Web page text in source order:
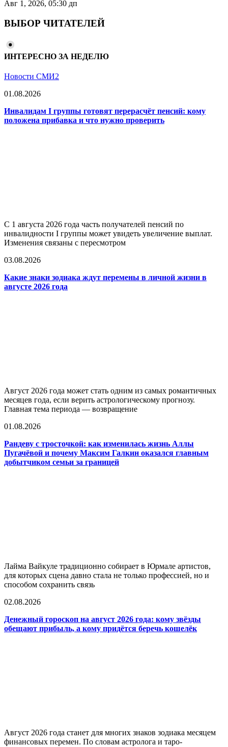
Авг 1, 2026, 05:30 дп
ВЫБОР ЧИТАТЕЛЕЙ
ИНТЕРЕСНО ЗА НЕДЕЛЮ
Новости СМИ2
01.08.2026
Инвалидам I группы готовят перерасчёт пенсий: кому
положена прибавка и что нужно проверить
С 1 августа 2026 года часть получателей пенсий по
инвалидности I группы может увидеть увеличение выплат.
Изменения связаны с пересмотром
03.08.2026
Какие знаки зодиака ждут перемены в личной жизни в
августе 2026 года
Август 2026 года может стать одним из самых романтичных
месяцев года, если верить астрологическому прогнозу.
Главная тема периода — возвращение
01.08.2026
Рандеву с тросточкой: как изменилась жизнь Аллы
Пугачёвой и почему Максим Галкин оказался главным
добытчиком семьи за границей
Лайма Вайкуле традиционно собирает в Юрмале артистов,
для которых сцена давно стала не только профессией, но и
способом сохранить связь
02.08.2026
Денежный гороскоп на август 2026 года: кому звёзды
обещают прибыль, а кому придётся беречь кошелёк
Август 2026 года станет для многих знаков зодиака месяцем
финансовых перемен. По словам астролога и таро-